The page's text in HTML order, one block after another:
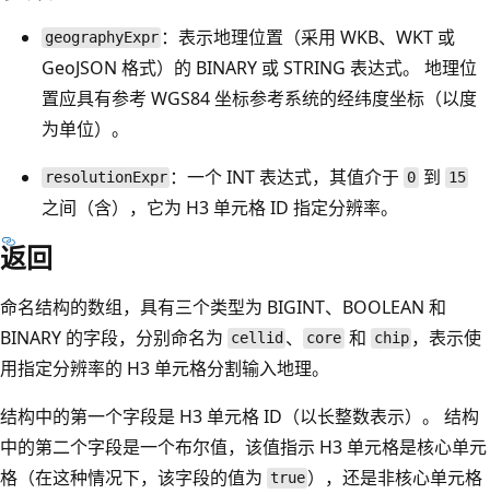
geographyExpr ：表示地理位置（采用 WKB、WKT 或
GeoJSON 格式）的 BINARY 或 STRING 表达式。 地理位
置应具有参考 WGS84 坐标参考系统的经纬度坐标（以度
为单位）。
resolutionExpr ：一个 INT 表达式，其值介于 0到 15
之间（含），它为 H3 单元格 ID 指定分辨率。
返回
命名结构的数组，具有三个类型为 BIGINT、BOOLEAN 和
BINARY 的字段，分别命名为 cellid 、 core和 chip ，表示使
用指定分辨率的 H3 单元格分割输入地理。
结构中的第一个字段是 H3 单元格 ID（以长整数表示）。 结构
中的第二个字段是一个布尔值，该值指示 H3 单元格是核心单元
格（在这种情况下，该字段的值为 true ），还是非核心单元格